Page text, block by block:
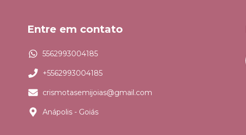
Entre em contato
5562993004185
+5562993004185
crismotasemijoias@gmail.com
Anápolis - Goiás